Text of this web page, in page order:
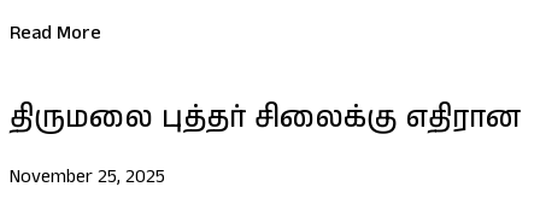
Read More
திருமலை புத்தர் சிலைக்கு எதிரான
November 25, 2025